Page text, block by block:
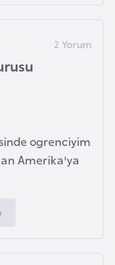
ogrenciyim
Amerika'ya